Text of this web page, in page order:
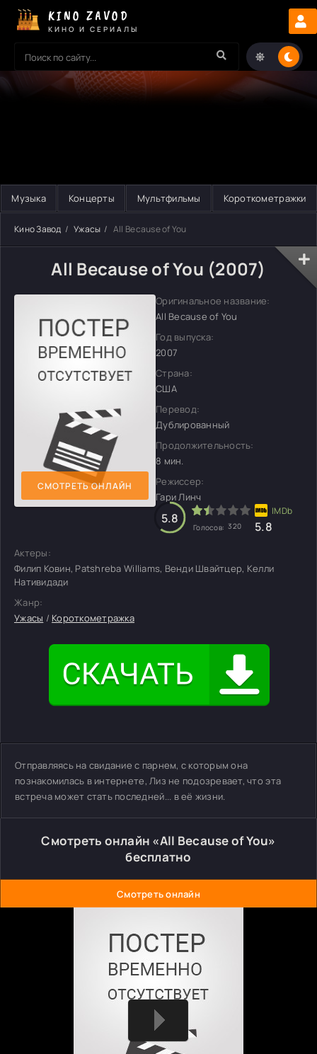
KINO ZAVOD
КИНО И СЕРИАЛЫ
Музыка Концерты Мультфильмы Короткометражки
Кино Завод Ужасы All Because of You
All Because of You (2007)
СМОТРЕТЬ ОНЛАЙН
Оригинальное название:
All Because of You
Год выпуска:
2007
Страна:
США
Перевод:
Дублированный
Продолжительность:
8 мин.
Режиссер:
Гари Линч
5.8
Голосов: 320 5.8
Актеры:
Филип Ковин, Patshreba Williams, Венди Швайтцер, Келли
Нативидади
Жанр:
Ужасы / Короткометражка
Отправляясь на свидание с парнем, с которым она
познакомилась в интернете, Лиз не подозревает, что эта
встреча может стать последней... в её жизни.
Смотреть онлайн «All Because of You»
бесплатно
Смотреть онлайн